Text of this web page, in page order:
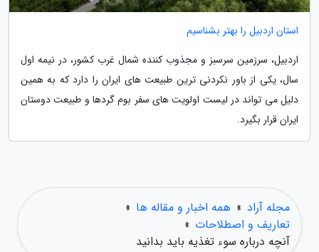
استان اردبیل را بهتر بشناسیم
اردبیل، سرزمین سرسبز و مجذوب کننده شمال غرب کشور، در نیمه اول
سال، یکی از باور نکردنی ترین طبیعت های ایران را دارد که به همین
دلیل می تواند در لیست اولویت های سفر بوم گردها و طبیعت دوستان
ایران قرار بگیرد.
مجله آراد » همه اخبار و مقاله ها »
تعاریف و اصطلاحات »
آنچه درباره سوء تغذیه باید بدانید